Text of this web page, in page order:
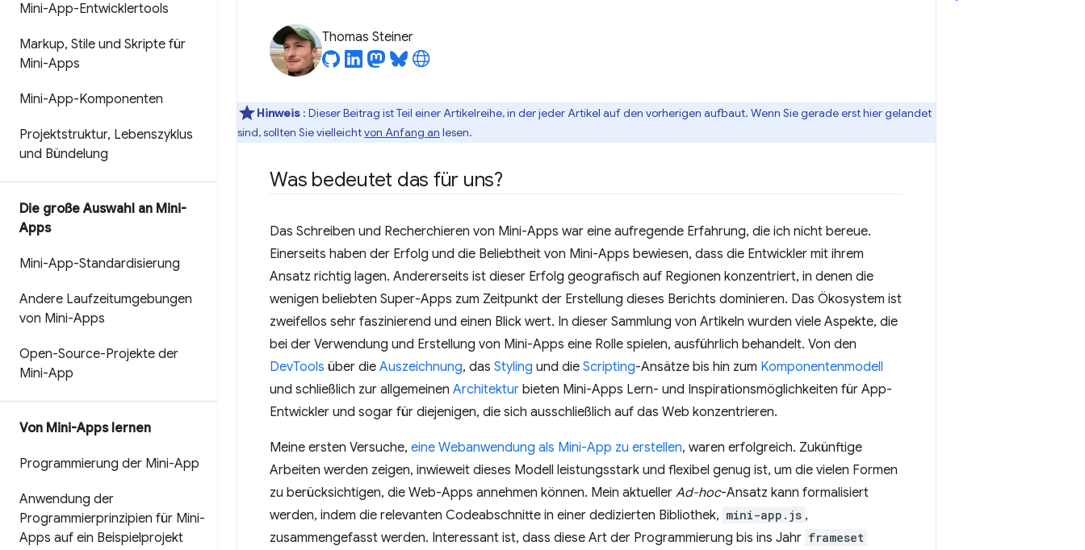
Mini-App-Entwicklertools
Markup, Stile und Skripte für
Mini-Apps
Mini-App-Komponenten
Projektstruktur, Lebenszyklus
und Bündelung
Die große Auswahl an Mini-
Apps
Mini-App-Standardisierung
Andere Laufzeitumgebungen
von Mini-Apps
Open-Source-Projekte der
Mini-App
Von Mini-Apps lernen
Programmierung der Mini-App
Anwendung der
Programmierprinzipien für Mini-
Apps auf ein Beispielprojekt
Thomas Steiner
Hinweis : Dieser Beitrag ist Teil einer Artikelreihe, in der jeder Artikel auf den vorherigen aufbaut. Wenn Sie gerade erst hier gelandet
sind, sollten Sie vielleichtvon Anfang an lesen.
Was bedeutet das für uns?
Das Schreiben und Recherchieren von Mini-Apps war eine aufregende Erfahrung, die ich nicht bereue.
Einerseits haben der Erfolg und die Beliebtheit von Mini-Apps bewiesen, dass die Entwickler mit ihrem
Ansatz richtig lagen. Andererseits ist dieser Erfolg geografisch auf Regionen konzentriert, in denen die
wenigen beliebten Super-Apps zum Zeitpunkt der Erstellung dieses Berichts dominieren. Das Ökosystem ist
zweifellos sehr faszinierend und einen Blick wert. In dieser Sammlung von Artikeln wurden viele Aspekte, die
bei der Verwendung und Erstellung von Mini-Apps eine Rolle spielen, ausführlich behandelt. Von den
DevTools über die Auszeichnung, das Styling und die Scripting-Ansätze bis hin zum Komponentenmodell
und schließlich zur allgemeinen Architektur bieten Mini-Apps Lern- und Inspirationsmöglichkeiten für App-
Entwickler und sogar für diejenigen, die sich ausschließlich auf das Web konzentrieren.
Meine ersten Versuche, eine Webanwendung als Mini-App zu erstellen, waren erfolgreich. Zukünftige
Arbeiten werden zeigen, inwieweit dieses Modell leistungsstark und flexibel genug ist, um die vielen Formen
zu berücksichtigen, die Web-Apps annehmen können. Mein aktueller Ad-hoc-Ansatz kann formalisiert
werden, indem die relevanten Codeabschnitte in einer dedizierten Bibliothek, mini-app.js ,
zusammengefasst werden. Interessant ist, dass diese Art der Programmierung bis ins Jahr frameset